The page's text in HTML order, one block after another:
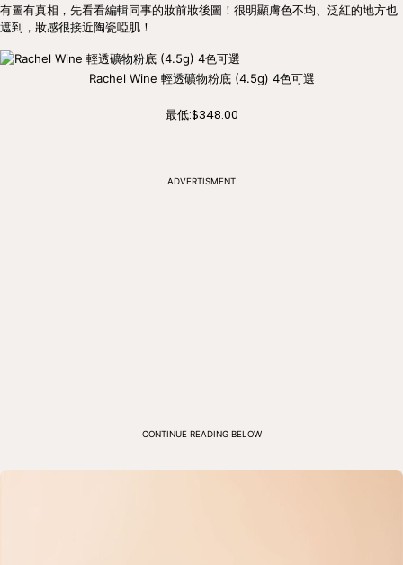
有圖有真相，先看看編輯同事的妝前妝後圖！很明顯膚色不均、泛紅的地方也
遮到，妝感很接近陶瓷啞肌！
Rachel Wine 輕透礦物粉底 (4.5g) 4色可選
最低:$348.00
ADVERTISMENT
CONTINUE READING BELOW